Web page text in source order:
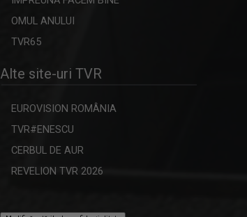
OMUL ANULUI
TVR65
Alte site-uri TVR
EUROVISION ROMÂNIA
TVR#ENESCU
CERBUL DE AUR
REVELION TVR 2026